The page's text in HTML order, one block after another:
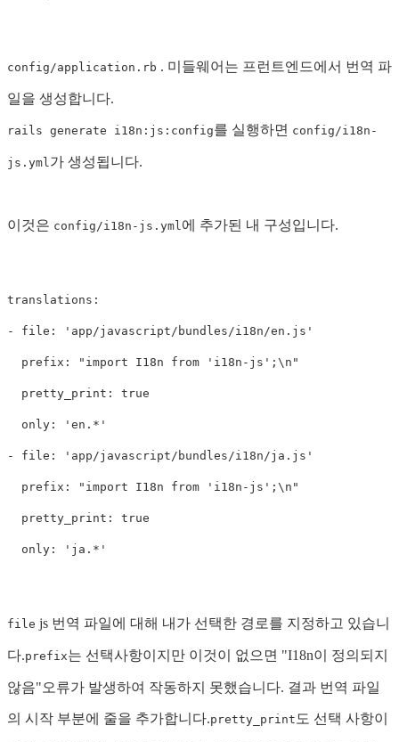
config/application.rb . 미들웨어는 프런트엔드에서 번역 파
일을 생성합니다.
rails generate i18n:js:config를 실행하면 config/i18n-
js.yml가 생성됩니다.
이것은 config/i18n-js.yml에 추가된 내 구성입니다.
translations:
- file: 'app/javascript/bundles/i18n/en.js'
  prefix: "import I18n from 'i18n-js';\n"
  pretty_print: true
  only: 'en.*'
- file: 'app/javascript/bundles/i18n/ja.js'
  prefix: "import I18n from 'i18n-js';\n"
  pretty_print: true
file js 번역 파일에 대해 내가 선택한 경로를 지정하고 있습니
다.prefix는 선택사항이지만 이것이 없으면 "I18n이 정의되지
않음"오류가 발생하여 작동하지 못했습니다. 결과 번역 파일
의 시작 부분에 줄을 추가합니다.pretty_print 도 선택 사항이